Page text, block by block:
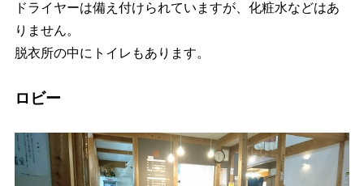
ドライヤーは備え付けられていますが、化粧水などはあ
りません。
脱衣所の中にトイレもあります。
ロビー